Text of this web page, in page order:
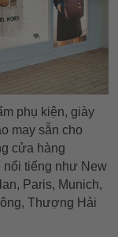
phụ kiện, giày
may sẵn cho
cửa hàng
nổi tiếng như New
Paris, Munich,
Thượng Hải